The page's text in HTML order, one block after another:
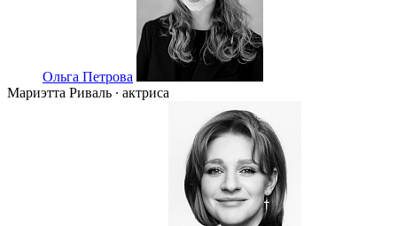
Ольга Петрова
Мариэтта Риваль ∙ актриса